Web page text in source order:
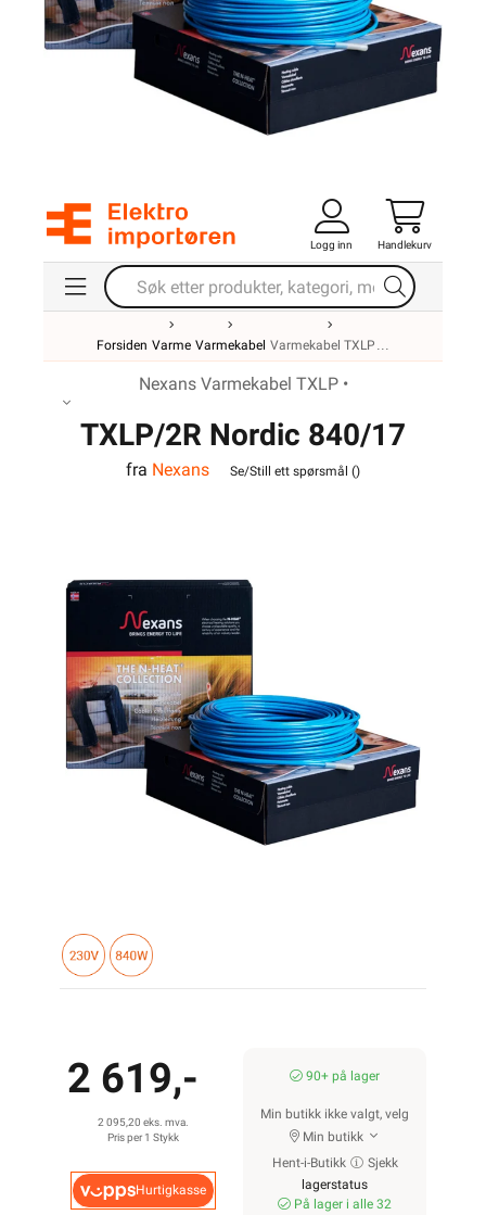
Logg inn Handlekurv
Forsiden Varme Varmekabel Varmekabel TXLP
Nexans Varmekabel TXLP •
TXLP/2R Nordic 840/17
varmekabel
fra Nexans Se/Still ett spørsmål ()
2 619,-
2 095,20 eks. mva.
Pris per 1 Stykk
Hurtigkasse
90+ på lager
Min butikk ikke valgt, velg
Min butikk
Hent-i-Butikk
Sjekk
lagerstatus
På lager i alle 32